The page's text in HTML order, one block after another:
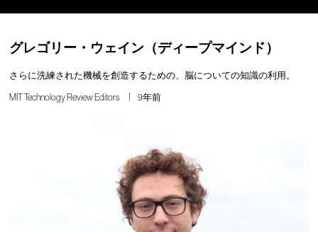
グレゴリー・ウェイン（ディープマインド）
さらに洗練された機械を創造するための、脳についての知識の利用。
MIT Technology Review Editors 9年前